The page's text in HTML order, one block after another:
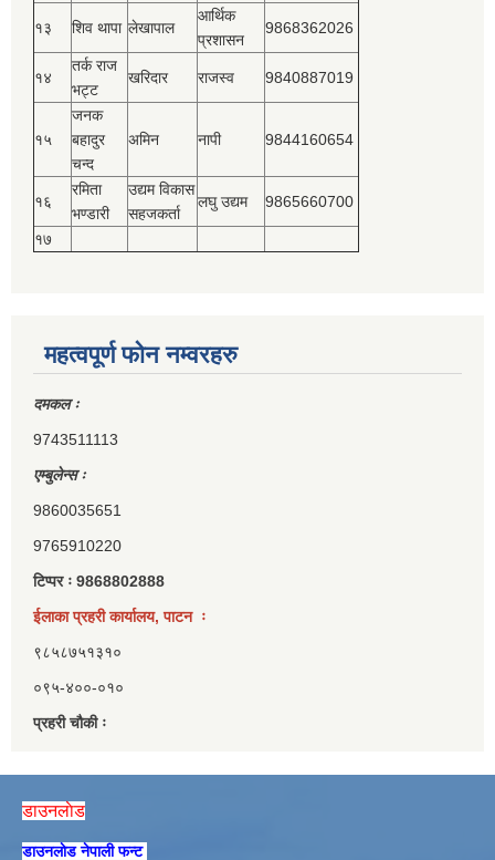
१३ शिव थापा लेखापाल
आर्थिक
प्रशासन
9868362026
१४
तर्क राज
भट्ट
खरिदार राजस्‍व 9840887019
१५
जनक
बहादुर
चन्द
अमिन नापी 9844160654
१६
रमिता
भण्डारी
उद्यम विकास
सहजकर्ता
लघु उद्यम 9865660700
१७
महत्वपूर्ण फोन नम्वरहरु
दमकल ः
9743511113
एम्बुलेन्स ः
9860035651
9765910220
टिप्पर ः 9868802888
ईलाका प्रहरी कार्यालय, पाटन ः
९८५८७५१३१०
०९५-४००-०१०
प्रहरी चौकी ः
डाउनलाेड
डाउनलाेड नेपाली फन्ट